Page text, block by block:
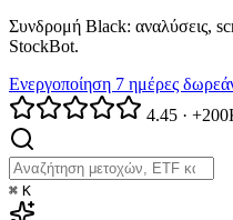
Συνδρομή Black: αναλύσεις,
StockBot.
Ενεργοποίηση 7 ημέρες
4.45 ·
⌘ K